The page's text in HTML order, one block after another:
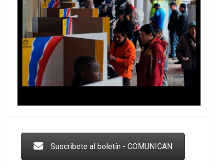
Suscribete al boletín - COMUNICAN